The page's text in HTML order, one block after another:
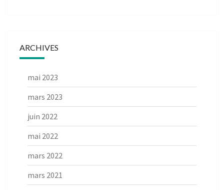
ARCHIVES
mai 2023
mars 2023
juin 2022
mai 2022
mars 2022
mars 2021